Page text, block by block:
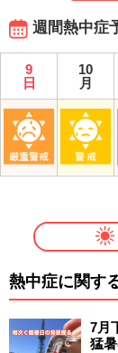
週間熱中症
9
日
10
月
熱中症に関す
7月
猛